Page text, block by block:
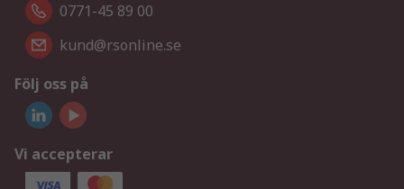
0771-45 89 00
kund@rsonline.se
Följ oss på
Vi accepterar